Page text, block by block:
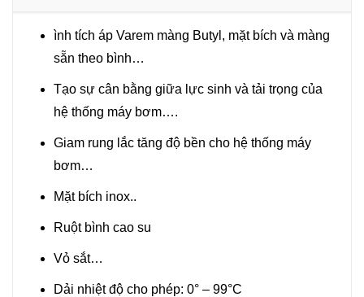
ình tích áp Varem màng Butyl, mặt bích và màng
sẵn theo bình…
Tạo sự cân bằng giữa lực sinh và tải trọng của
hệ thống máy bơm….
Giam rung lắc tăng độ bền cho hệ thống máy
bơm…
Mặt bích inox..
Ruột bình cao su
Vỏ sắt…
Dải nhiệt độ cho phép: 0° – 99°C